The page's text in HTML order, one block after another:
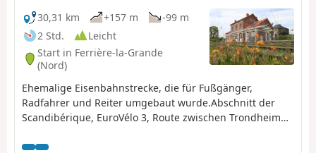
30,31 km
+157 m
-99 m
2 Std.
Leicht
Start in Ferrière-la-Grande
(Nord)
Ehemalige Eisenbahnstrecke, die für Fußgänger,
Radfahrer und Reiter umgebaut wurde.Abschnitt der
Scandibérique, EuroVélo 3, Route zwischen Trondheim